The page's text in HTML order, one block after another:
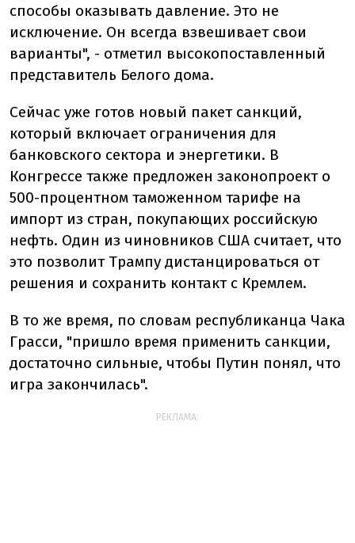
способы оказывать давление. Это не
исключение. Он всегда взвешивает свои
варианты", - отметил высокопоставленный
представитель Белого дома.
Сейчас уже готов новый пакет санкций,
который включает ограничения для
банковского сектора и энергетики. В
Конгрессе также предложен законопроект о
500-процентном таможенном тарифе на
импорт из стран, покупающих российскую
нефть. Один из чиновников США считает, что
это позволит Трампу дистанцироваться от
решения и сохранить контакт с Кремлем.
В то же время, по словам республиканца Чака
Грасси, "пришло время применить санкции,
достаточно сильные, чтобы Путин понял, что
игра закончилась".
РЕКЛАМА: